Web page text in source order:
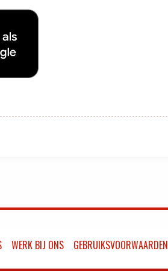
WERK BIJ ONS GEBRUIKSVOORWAARDEN